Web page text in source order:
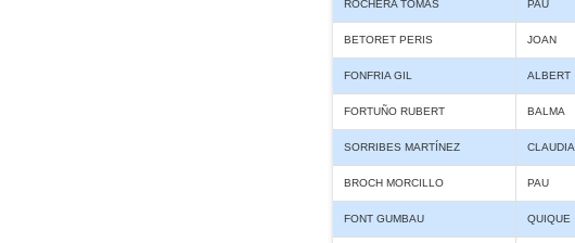
ROCHERA TOMAS PAU
BETORET PERIS JOAN
FONFRIA GIL ALBERT
FORTUÑO RUBERT BALMA
SORRIBES MARTÍNEZ CLAUDIA
BROCH MORCILLO PAU
FONT GUMBAU QUIQUE